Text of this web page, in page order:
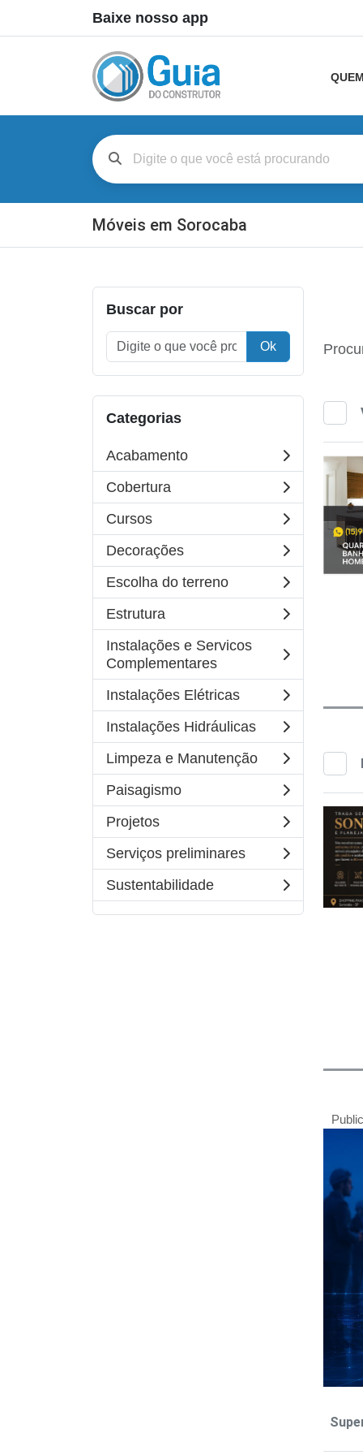
Baixe nosso app
Móveis em Sorocaba
Buscar por
Ok
Categorias
Acabamento
Cobertura
Cursos
Decorações
Escolha do terreno
Estrutura
Instalações e Servicos
Complementares
Instalações Elétricas
Instalações Hidráulicas
Limpeza e Manutenção
Paisagismo
Projetos
Serviços preliminares
Sustentabilidade